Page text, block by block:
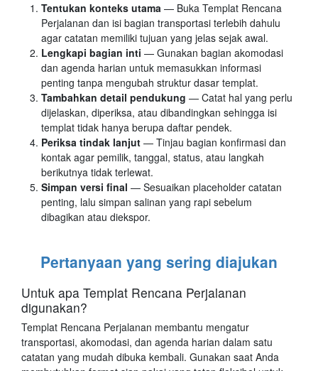
Tentukan konteks utama — Buka Templat Rencana
Perjalanan dan isi bagian transportasi terlebih dahulu
agar catatan memiliki tujuan yang jelas sejak awal.
Lengkapi bagian inti — Gunakan bagian akomodasi
dan agenda harian untuk memasukkan informasi
penting tanpa mengubah struktur dasar templat.
Tambahkan detail pendukung — Catat hal yang perlu
dijelaskan, diperiksa, atau dibandingkan sehingga isi
templat tidak hanya berupa daftar pendek.
Periksa tindak lanjut — Tinjau bagian konfirmasi dan
kontak agar pemilik, tanggal, status, atau langkah
berikutnya tidak terlewat.
Simpan versi final — Sesuaikan placeholder catatan
penting, lalu simpan salinan yang rapi sebelum
dibagikan atau diekspor.
Pertanyaan yang sering diajukan
Untuk apa Templat Rencana Perjalanan
digunakan?
Templat Rencana Perjalanan membantu mengatur
transportasi, akomodasi, dan agenda harian dalam satu
catatan yang mudah dibuka kembali. Gunakan saat Anda